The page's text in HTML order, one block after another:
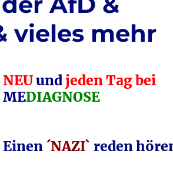
vieles mehr
NEUundjeden Tag bei
MEDIAGNOSE
Einen´NAZI` reden